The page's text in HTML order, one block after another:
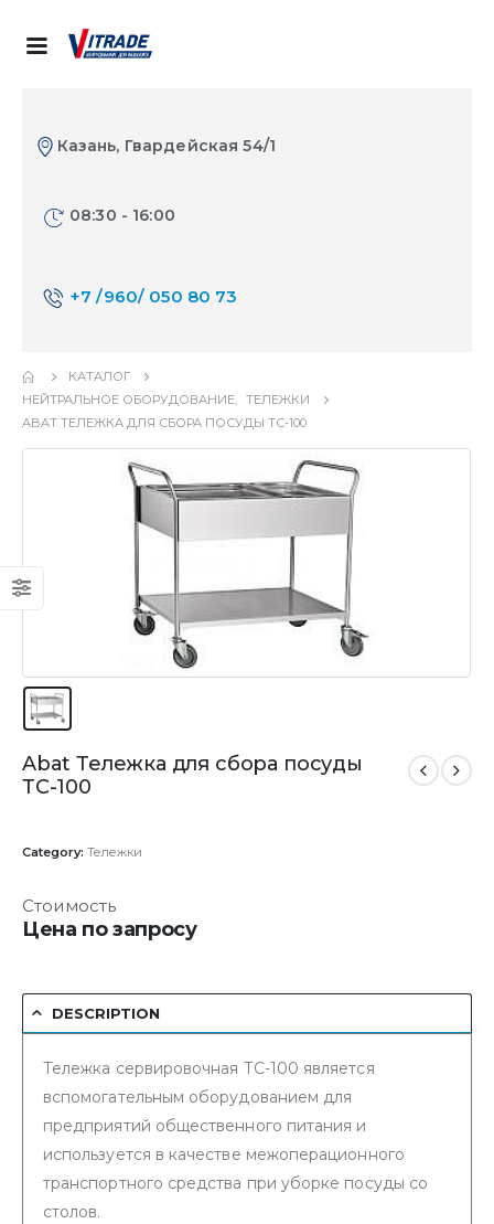
Казань, Гвардейская 54/1
08:30 - 16:00
+7 /960/ 050 80 73
КАТАЛОГ
НЕЙТРАЛЬНОЕ ОБОРУДОВАНИЕ, ТЕЛЕЖКИ
ABAT ТЕЛЕЖКА ДЛЯ СБОРА ПОСУДЫ ТС-100
Abat Тележка для сбора посуды
ТС-100
Category: Тележки
Стоимость
Цена по запросу
DESCRIPTION
Тележка сервировочная ТС-100 является
вспомогательным оборудованием для
предприятий общественного питания и
используется в качестве межоперационного
транспортного средства при уборке посуды со
столов.